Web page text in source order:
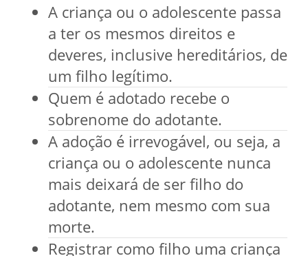
A criança ou o adolescente passa
a ter os mesmos direitos e
deveres, inclusive hereditários, de
um filho legítimo.
Quem é adotado recebe o
sobrenome do adotante.
A adoção é irrevogável, ou seja, a
criança ou o adolescente nunca
mais deixará de ser filho do
adotante, nem mesmo com sua
morte.
Registrar como filho uma criança